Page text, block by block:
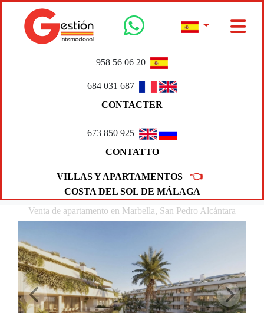
958 56 06 20
684 031 687
CONTACTER
673 850 925
CONTATTO
VILLAS Y APARTAMENTOS 👈
COSTA DEL SOL DE MÁLAGA
Venta de apartamento en Marbella, San Pedro Alcántara